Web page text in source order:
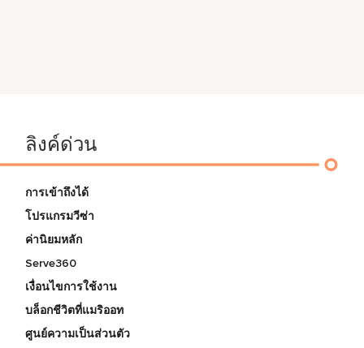
ลิงค์ด่วน
การเข้าถึงได้
โปรแกรมวีซ่า
ค่านิยมหลัก
Serve360
เงื่อนไขการใช้งาน
บล็อกชีวิตที่แมริออท
ศูนย์ความเป็นส่วนตัว